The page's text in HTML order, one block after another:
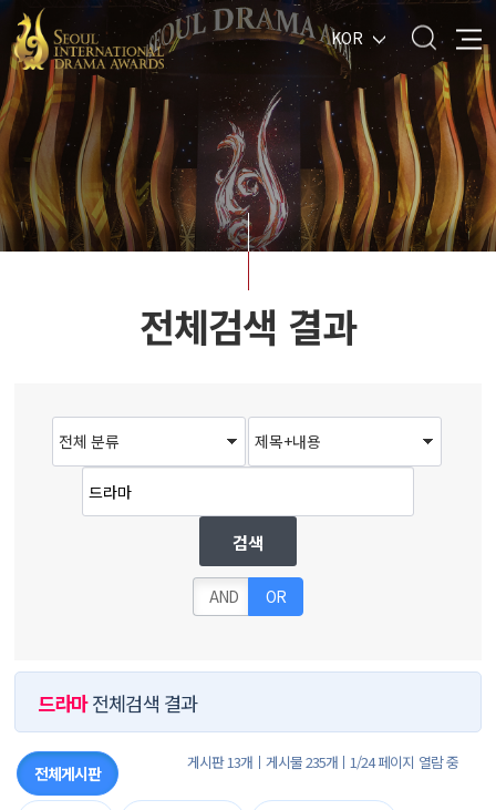
KOR
전체검색 결과
검색
AND OR
드라마전체검색 결과
게시판 13개 게시물 235개 1/24 페이지 열람 중
전체게시판